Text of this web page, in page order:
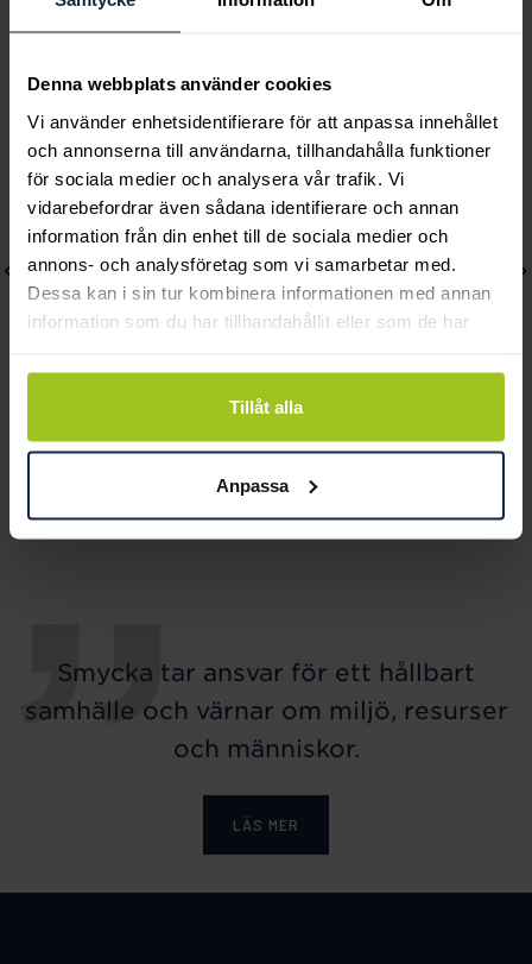
Denna webbplats använder cookies
Vi använder enhetsidentifierare för att anpassa innehållet
och annonserna till användarna, tillhandahålla funktioner
för sociala medier och analysera vår trafik. Vi
vidarebefordrar även sådana identifierare och annan
information från din enhet till de sociala medier och
annons- och analysföretag som vi samarbetar med.
Dessa kan i sin tur kombinera informationen med annan
information som du har tillhandahållit eller som de har
Tillåt alla
Anpassa
Emily pearl bracelet -
Pris:349 kr
349 kr
Royal Watch 28 mm
Pris
2 399 kr
Smycka tar ansvar för ett hållbart
samhälle och värnar om miljö, resurser
och människor.
LÄS MER